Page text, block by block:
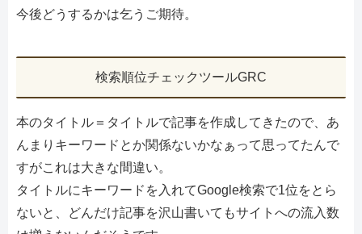
今後どうするかは乞うご期待。
検索順位チェックツールGRC
本のタイトル＝タイトルで記事を作成してきたので、あ
んまりキーワードとか関係ないかなぁって思ってたんで
すがこれは大きな間違い。
タイトルにキーワードを入れてGoogle検索で1位をとら
ないと、どんだけ記事を沢山書いてもサイトへの流入数